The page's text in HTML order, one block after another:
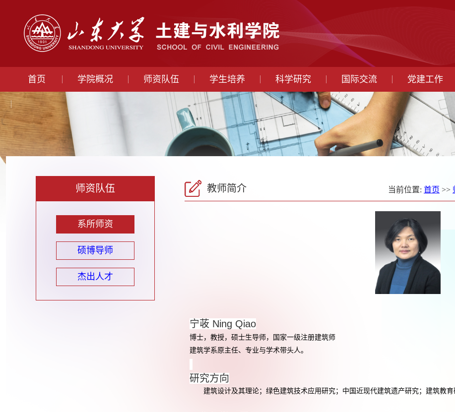
首页 学院概况 师资队伍 学生培养 科学研究 国际交流 党建工作
师资队伍
系所师资
硕博导师
杰出人才
教师简介 当前位置: 首页 >>
宁荍 Ning Qiao
博士，教授，硕士生导师，国家一级注册建筑师
建筑学系原主任、 专业与学术带头人。
研究方向
建筑设计及其理论；绿色建筑技术应用研究；中国近现代建筑遗产研究；建筑教育